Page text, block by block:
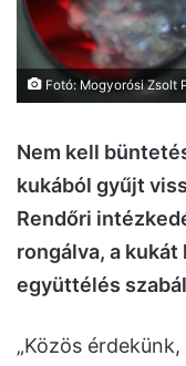
Fotó: Mogyorósi Zsolt
Nem kell
kukából gyűjt
Rendőri
rongálva, a
együttélés
„Közös